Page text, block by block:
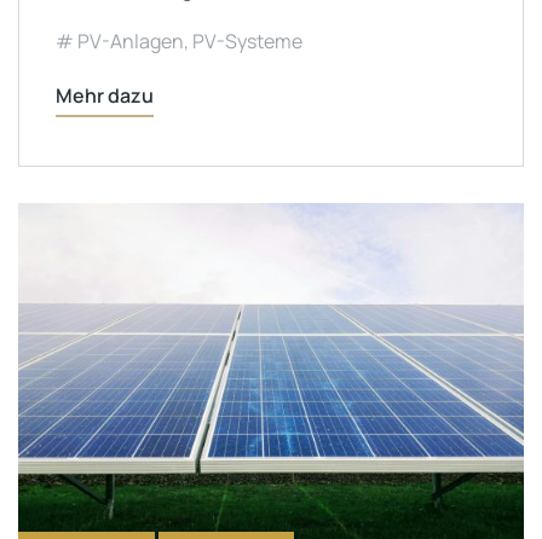
PV-Anlagen, PV-Systeme
Mehr dazu